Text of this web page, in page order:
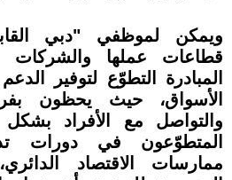
ويمكن لموظفي "دبي
قطاعات عملها
المبادرة التطوّع لتوفير
الأسواق، حيث يحظون
والتواصل مع الأفراد
المتطوّعون في دورات
ممارسات الاقتصاد